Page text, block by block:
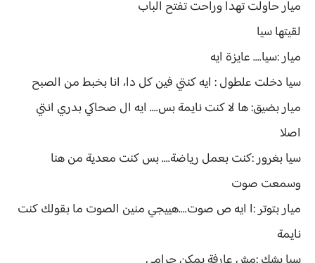
ميار حاولت تهدا وراحت تفتح الباب
لقيتها سيا
ميار :سيا.... عايزة ايه
سيا دخلت علطول : ايه كنتي فين كل دا، انا بخبط من الصبح
ميار بضيق: ها لا كنت نايمة بس.... ايه ال صحاكي بدري انتي
اصلا
سيا بغرور :كنت بعمل رياضة.... بس كنت معدية من هنا
وسمعت صوت
ميار بتوتر :ا ايه ص صوت....هييجي منين الصوت ما بقولك كنت
نايمة